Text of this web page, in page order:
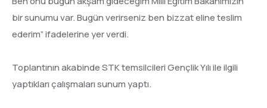
bir sunumu var. Bugün verirseniz ben bizzat eline teslim
ederim” ifadelerine yer verdi.
Toplantının akabinde STK temsilcileri Gençlik Yılı ile ilgili
yaptıkları çalışmaları sunum yaptı.